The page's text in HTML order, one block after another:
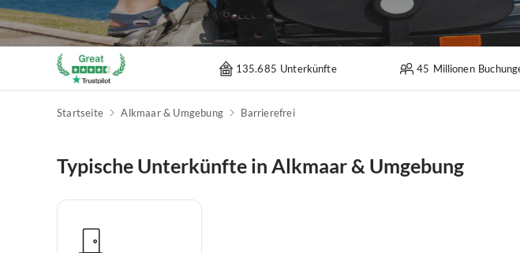
135.685 Unterkünfte 45 Millionen
Startseite Alkmaar & Umgebung Barrierefrei
Typische Unterkünfte in Alkmaar & Umgebung